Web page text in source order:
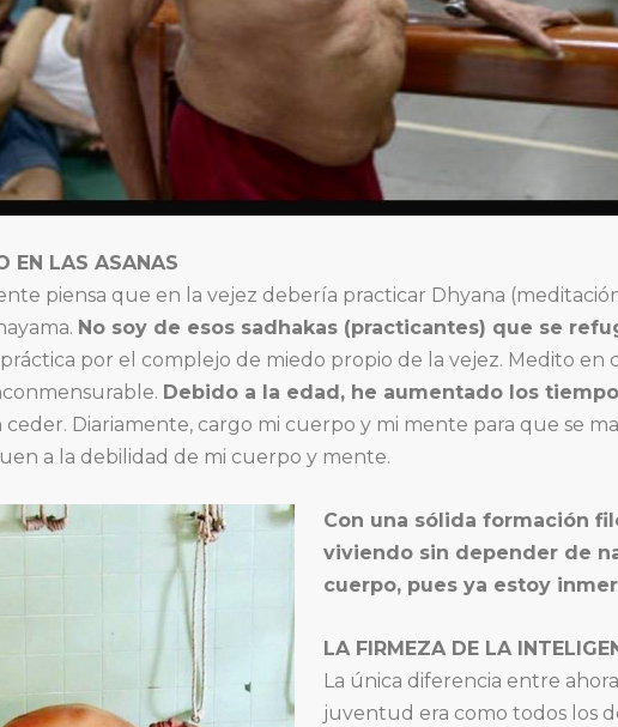
EN LAS ASANAS
piensa que en la vejez debería practicar Dhyana
No soy de esos sadhakas (practicantes) que se
por el complejo de miedo propio de la vejez. Medito en
Debido a la edad, he aumentado los
Diariamente, cargo mi cuerpo y mi mente para que se
a la debilidad de mi cuerpo y mente.
Con una sólida formación
viviendo sin depender de
cuerpo, pues ya estoy
LA FIRMEZA DE LA
La única diferencia entre
juventud era como todos los